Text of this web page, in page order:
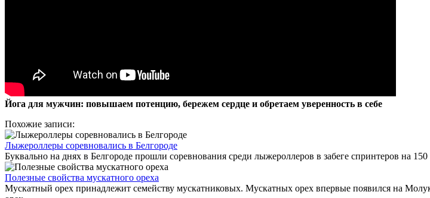
Йога для мужчин: повышаем потенцию, бережем сердце и обретаем уверенность в себе
Похожие записи:
Лыжероллеры соревновались в Белгороде
Буквально на днях в Белгороде прошли соревнования среди лыжероллеров в забеге спринтеров на
Полезные свойства мускатного ореха
Мускатный орех принадлежит семейству мускатниковых. Мускатных орех впервые появился на